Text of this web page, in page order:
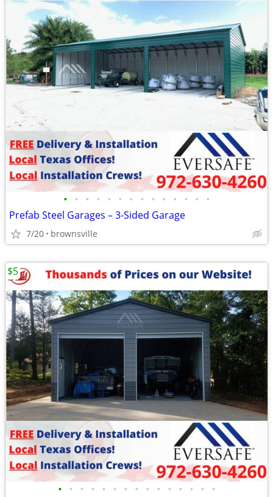
• • • • • • • • • • • • • •
Prefab Steel Garages – 3-Sided Garage
7/20 brownsville
• • • • • • • • • • • • • • •
$5